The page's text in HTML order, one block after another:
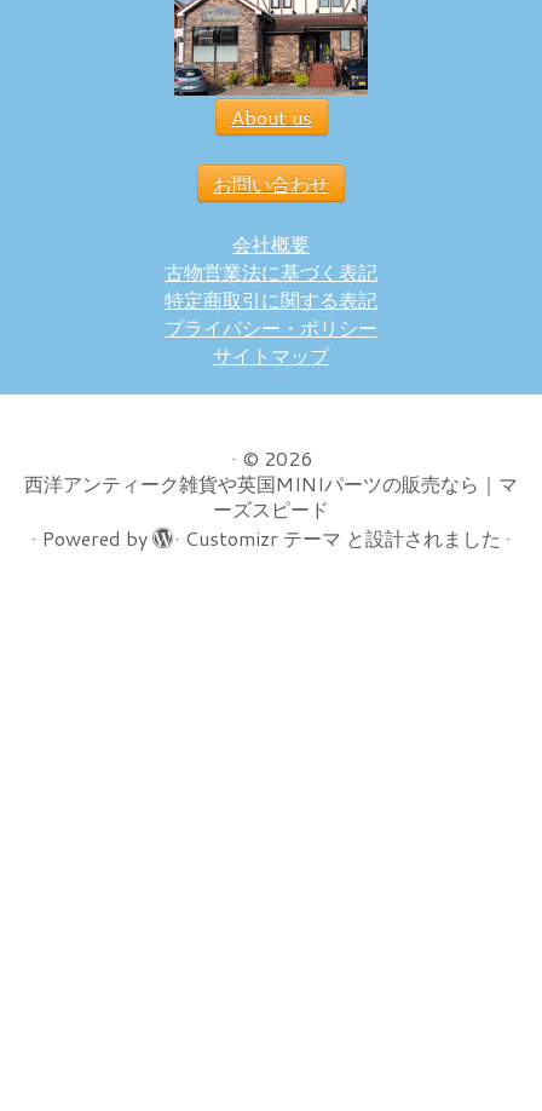
About us
お問い合わせ
会社概要
古物営業法に基づく表記
特定商取引に関する表記
プライバシー・ポリシー
サイトマップ
· © 2026
西洋アンティーク雑貨や英国MINIパーツの販売なら｜マ
ーズスピード
· Powered by · Customizr テーマ と設計されました ·